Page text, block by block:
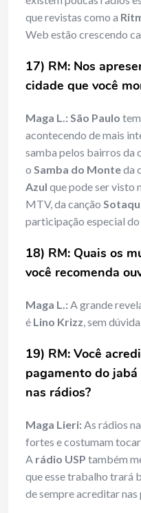
que revistas como a
Web estão crescendo
17) RM: Nos
cidade que você
Maga L.:São Paulo
acontecendo de mais
samba pelos bairros da
o Samba do Monteda
Azul que pode ser visto
MTV, da canção
participação especial do
18) RM: Quais os
você recomenda
Maga L.:A grande
é Lino Krizz, sem
19) RM: Você
pagamento do
nas rádios?
Maga Lieri:As rádios
fortes e costumam
A rádio USP também
que esse trabalho trará
de sempre acreditar nas